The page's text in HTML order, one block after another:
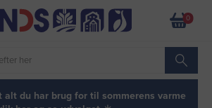
0
alt du har brug for til sommerens varme